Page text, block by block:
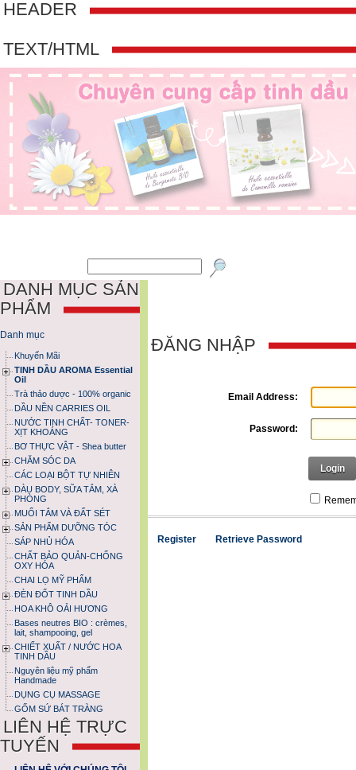
HEADER
TEXT/HTML
DANH MỤC SẢN
PHẨM
Danh mục
Khuyến Mãi
TINH DẦU AROMA Essential
Oil
Trà thảo dược - 100% organic
DẦU NỀN CARRIES OIL
NƯỚC TINH CHẤT- TONER-
XỊT KHOÁNG
BƠ THỰC VẬT - Shea butter
CHĂM SÓC DA
CÁC LOẠI BỘT TỰ NHIÊN
DÀU BODY, SỮA TẮM, XÀ
PHÒNG
MUỐI TẮM VÀ ĐẤT SÉT
SẢN PHẨM DƯỠNG TÓC
SÁP NHỦ HÓA
CHẤT BẢO QUẢN-CHỐNG
OXY HÓA
CHAI LỌ MỸ PHẨM
ĐÈN ĐỐT TINH DẦU
HOA KHÔ OẢI HƯƠNG
Bases neutres BIO : crèmes,
lait, shampooing, gel
CHIẾT XUẤT / NƯỚC HOA
TINH DẦU
Nguyên liệu mỹ phẩm
Handmade
DỤNG CỤ MASSAGE
GỐM SỨ BÁT TRÀNG
LIÊN HỆ TRỰC
TUYẾN
ĐĂNG NHẬP
Email Address:
Password:
Login
Register Retrieve Password